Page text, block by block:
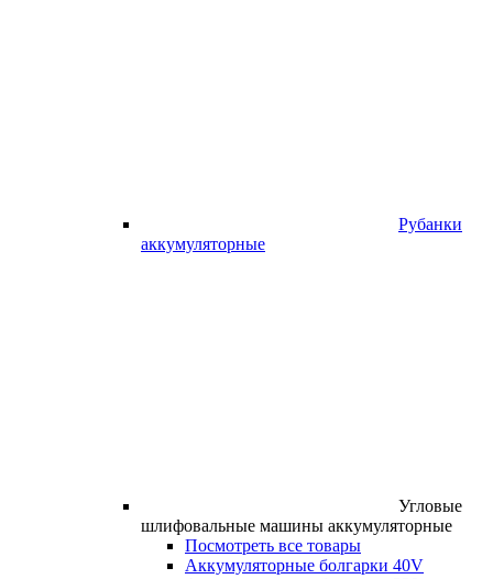
Рубанки
аккумуляторные
Угловые
шлифовальные машины аккумуляторные
Посмотреть все товары
Аккумуляторные болгарки 40V